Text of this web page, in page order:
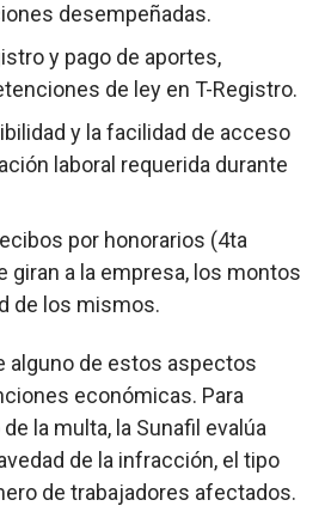
desempeñadas.
y pago de aportes,
de ley en T-Registro.
y la facilidad de acceso
laboral requerida durante
por honorarios (4ta
giran a la empresa, los montos
de los mismos.
alguno de estos aspectos
económicas. Para
la multa, la Sunafil evalúa
de la infracción, el tipo
de trabajadores afectados.